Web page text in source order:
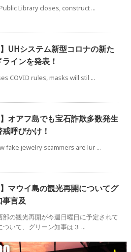
Library closes, construct ...
】UHシステム新型コロナの新た
インを発表！
COVID rules, masks will stil ...
】オアフ島でも宝石詐欺多数発生
呼びかけ！
fake jewelry scammers are lur ...
】マウイ島の観光再開についてグ
事言及
部の観光再開が今週日曜日に予定されて
ついて、グリーン知事は３ ...